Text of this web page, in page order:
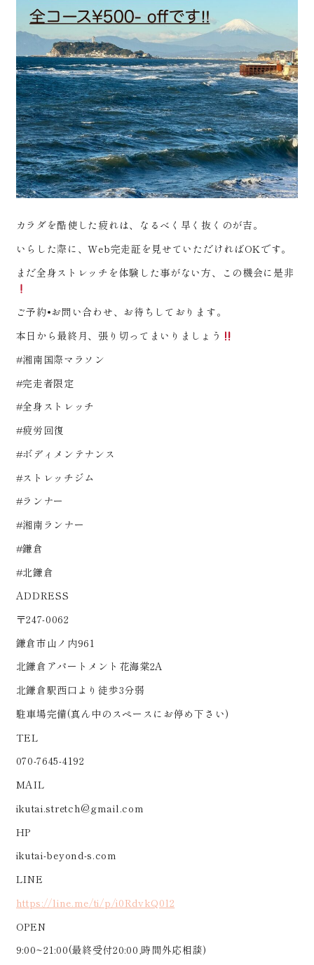
カラダを酷使した疲れは、なるべく早く抜くのが吉。
いらした際に、Web完走証を見せていただければOKです。
まだ全身ストレッチを体験した事がない方、この機会に是非
ご予約•お問い合わせ、お待ちしております。
本日から最終月、張り切ってまいりましょう
#湘南国際マラソン
#完走者限定
#全身ストレッチ
#疲労回復
#ボディメンテナンス
#ストレッチジム
#ランナー
#湘南ランナー
#鎌倉
#北鎌倉
ADDRESS
〒247-0062
鎌倉市山ノ内961
北鎌倉アパートメント花海棠2A
北鎌倉駅西口より徒歩3分弱
駐車場完備(真ん中のスペースにお停め下さい)
TEL
070-7645-4192
MAIL
ikutai.stretch@gmail.com
HP
ikutai-beyond-s.com
LINE
https://line.me/ti/p/i0RdvkQ0l2
OPEN
9:00~21:00(最終受付20:00,時間外応相談)